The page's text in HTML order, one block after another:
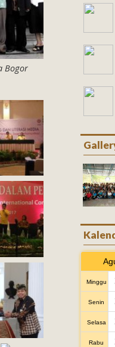
Bogor
Minggu
Senin
Selasa
Rabu